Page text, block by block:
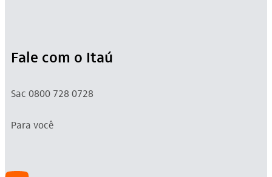
Fale com o Itaú
Sac 0800 728 0728
Para você